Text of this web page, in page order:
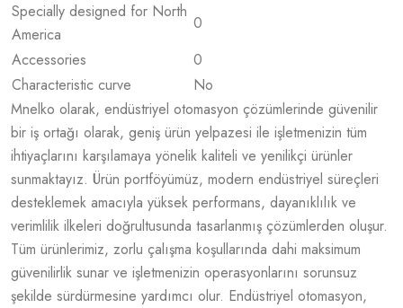
Specially designed for North
America
0
Accessories
0
Characteristic curve
No
Mnelko olarak, endüstriyel otomasyon çözümlerinde güvenilir
bir iş ortağı olarak, geniş ürün yelpazesi ile işletmenizin tüm
ihtiyaçlarını karşılamaya yönelik kaliteli ve yenilikçi ürünler
sunmaktayız. Ürün portföyümüz, modern endüstriyel süreçleri
desteklemek amacıyla yüksek performans, dayanıklılık ve
verimlilik ilkeleri doğrultusunda tasarlanmış çözümlerden oluşur.
Tüm ürünlerimiz, zorlu çalışma koşullarında dahi maksimum
güvenilirlik sunar ve işletmenizin operasyonlarını sorunsuz
şekilde sürdürmesine yardımcı olur. Endüstriyel otomasyon,